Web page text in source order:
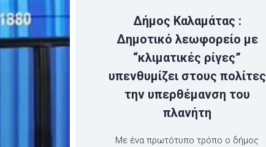
Δήμος Καλαμάτας :
Δημοτικό λεωφορείο με
“κλιματικές ρίγες”
υπενθυμίζει στους πολίτες
την υπερθέμανση του
πλανήτη
Με ένα πρωτότυπο τρόπο ο δήμος